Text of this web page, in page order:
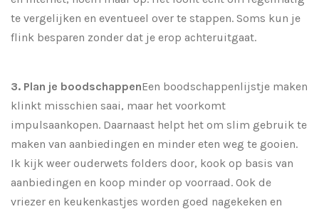
te vergelijken en eventueel over te stappen. Soms kun je
flink besparen zonder dat je erop achteruitgaat.
3. Plan je boodschappenEen boodschappenlijstje maken
klinkt misschien saai, maar het voorkomt
impulsaankopen. Daarnaast helpt het om slim gebruik te
maken van aanbiedingen en minder eten weg te gooien.
Ik kijk weer ouderwets folders door, kook op basis van
aanbiedingen en koop minder op voorraad. Ook de
vriezer en keukenkastjes worden goed nagekeken en